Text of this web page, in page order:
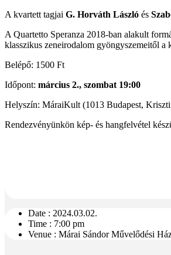
A kvartett tagjai G. Horváth László és
A Quartetto Speranza 2018-ban alakult
klasszikus zeneirodalom gyöngyszemeitől a
Belépő: 1500 Ft
Időpont: március 2., szombat 19:00
Helyszín: MáraiKult (1013 Budapest,
Rendezvényünkön kép- és hangfelvétel
Date : 2024.03.02.
Time : 7:00 pm
Venue : Márai Sándor Művelődési